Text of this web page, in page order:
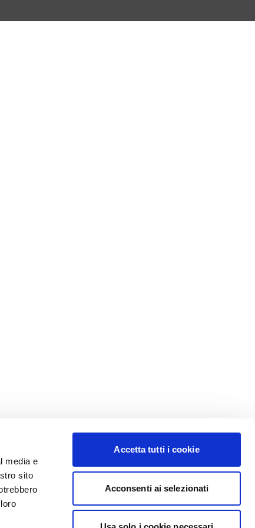
media e
sito
Accetta tutti i cookie
Acconsenti ai selezionati